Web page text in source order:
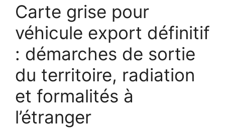
Carte grise pour
véhicule export définitif
: démarches de sortie
du territoire, radiation
et formalités à
l’étranger